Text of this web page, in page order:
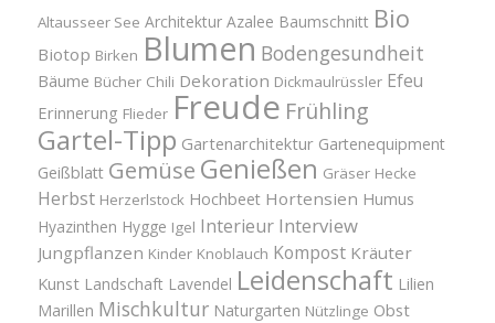
Altausseer See Architektur Azalee Baumschnitt Bio
Biotop Birken Blumen Bodengesundheit
Bäume Bücher Chili Dekoration Dickmaulrüssler Efeu
Erinnerung Flieder Freude Frühling
Gartel-Tipp Gartenarchitektur Gartenequipment
Geißblatt Gemüse Genießen Gräser Hecke
Herbst Herzerlstock Hochbeet Hortensien Humus
Hyazinthen Hygge Igel Interieur Interview
Jungpflanzen Kinder Knoblauch Kompost Kräuter
Kunst Landschaft Lavendel Leidenschaft Lilien
Marillen Mischkultur Naturgarten Nützlinge Obst